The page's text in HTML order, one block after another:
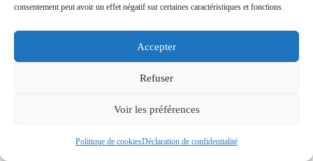
consentement peut avoir un effet négatif sur certaines caractéristiques et fonctions.
Accepter
Refuser
Voir les préférences
Politique de cookiesDéclaration de confidentialité
Sur le même thème, ils m’ont été conseillés mais je ne les
ai pas encore lus
Le ber­ceau des domi­na­tions – Anthro­po­lo­gie de l’in­
, de Doro­thée Dus­sy (2013), réédi­té en 2021
La Fami­lia grande, de Camille Kouch­ner (2021), au
La fabrique des per­vers, de Sophie Chau­veau